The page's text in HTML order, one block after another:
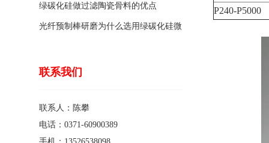
涂料的优点
绿碳化硅做过滤陶瓷骨料的优点
光纤预制棒研磨为什么选用绿碳化硅微
联系我们
联系人：陈攀
电话：0371-60900389
P240-P5000